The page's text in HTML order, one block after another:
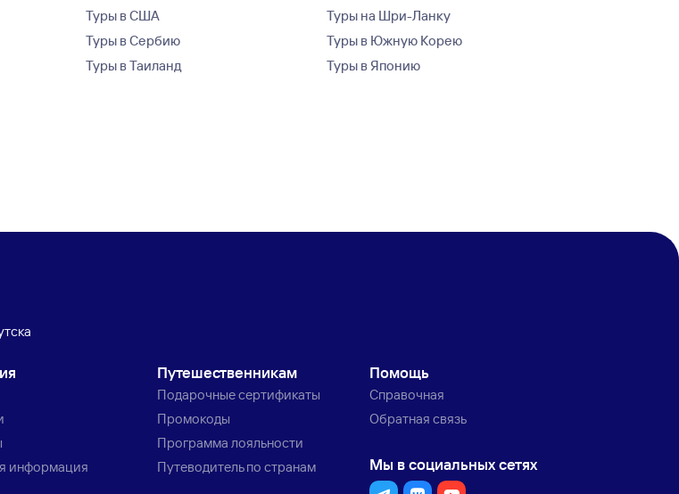
Туры в США
Туры в Сербию
Туры в Таиланд
Туры на Шри-Ланку
Туры в Южную Корею
Туры в Японию
информация
Путешественникам
Подарочные сертификаты
Промокоды
Программа лояльности
Путеводитель по странам
Помощь
Справочная
Обратная связь
Мы в социальных сетях